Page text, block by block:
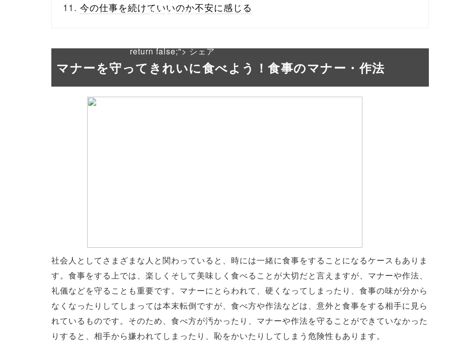
toolbar=no,
return false;"> シェア
今の仕事を続けていいのか不安に感じる
マナーを守ってきれいに食べよう！食事のマナー・作法
社会人としてさまざまな人と関わっていると、時には一緒に食事をすることになるケースもありま
す。食事をする上では、楽しくそして美味しく食べることが大切だと言えますが、マナーや作法、
礼儀などを守ることも重要です。マナーにとらわれて、硬くなってしまったり、食事の味が分から
なくなったりしてしまっては本末転倒ですが、食べ方や作法などは、意外と食事をする相手に見ら
れているものです。そのため、食べ方が汚かったり、マナーや作法を守ることができていなかった
りすると、相手から嫌われてしまったり、恥をかいたりしてしまう危険性もあります。